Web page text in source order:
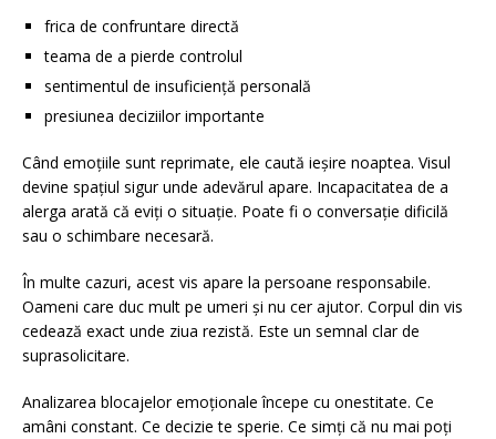
frica de confruntare directă
teama de a pierde controlul
sentimentul de insuficiență personală
presiunea deciziilor importante
Când emoțiile sunt reprimate, ele caută ieșire noaptea. Visul
devine spațiul sigur unde adevărul apare. Incapacitatea de a
alerga arată că eviți o situație. Poate fi o conversație dificilă
sau o schimbare necesară.
În multe cazuri, acest vis apare la persoane responsabile.
Oameni care duc mult pe umeri și nu cer ajutor. Corpul din vis
cedează exact unde ziua rezistă. Este un semnal clar de
suprasolicitare.
Analizarea blocajelor emoționale începe cu onestitate. Ce
amâni constant. Ce decizie te sperie. Ce simți că nu mai poți